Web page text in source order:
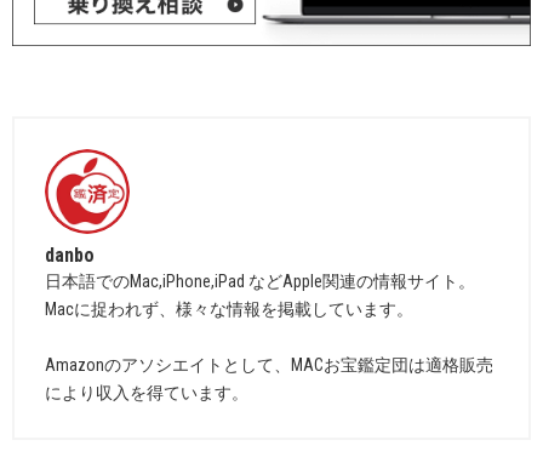
danbo
日本語でのMac,iPhone,iPad などApple関連の情報サイト。
Macに捉われず、様々な情報を掲載しています。
Amazonのアソシエイトとして、MACお宝鑑定団は適格販売
により収入を得ています。